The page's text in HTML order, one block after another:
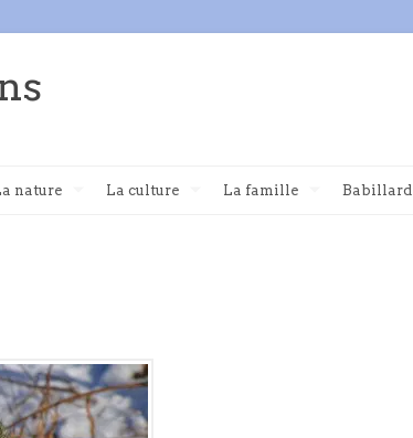
nature La culture La famille Babillard